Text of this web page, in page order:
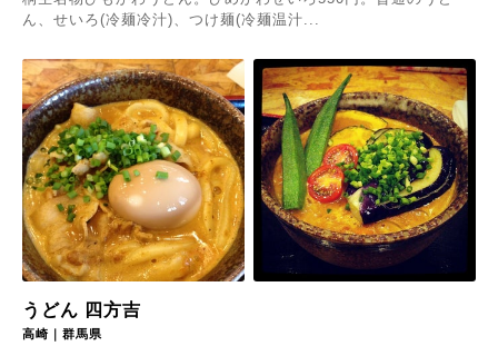
ん、せいろ(冷麺冷汁)、つけ麺(冷麺温汁...
うどん 四方吉
高崎｜群馬県